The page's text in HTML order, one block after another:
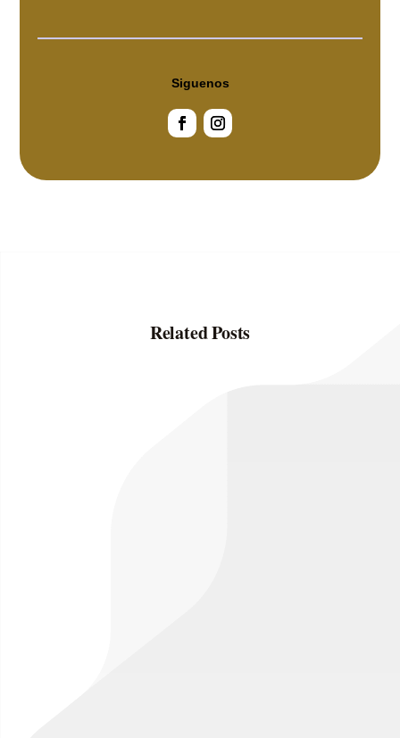
Siguenos
Related Posts